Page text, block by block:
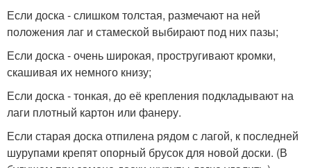
Если доска - слишком толстая, размечают на ней
положения лаг и стамеской выбирают под них пазы;
Если доска - очень широкая, простругивают кромки,
скашивая их немного книзу;
Если доска - тонкая, до её крепления подкладывают на
лаги плотный картон или фанеру.
Если старая доска отпилена рядом с лагой, к последней
шурупами крепят опорный брусок для новой доски. (В